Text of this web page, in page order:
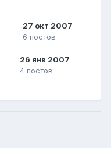
27 окт 2007
6 постов
26 янв 2007
4 постов